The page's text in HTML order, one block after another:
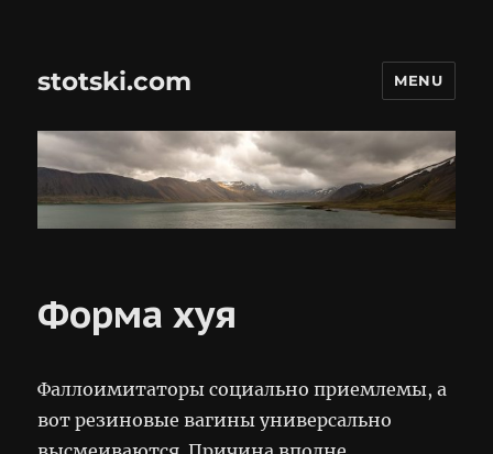
stotski.com MENU
Форма хуя
Фаллоимитаторы социально приемлемы, а
вот резиновые вагины универсально